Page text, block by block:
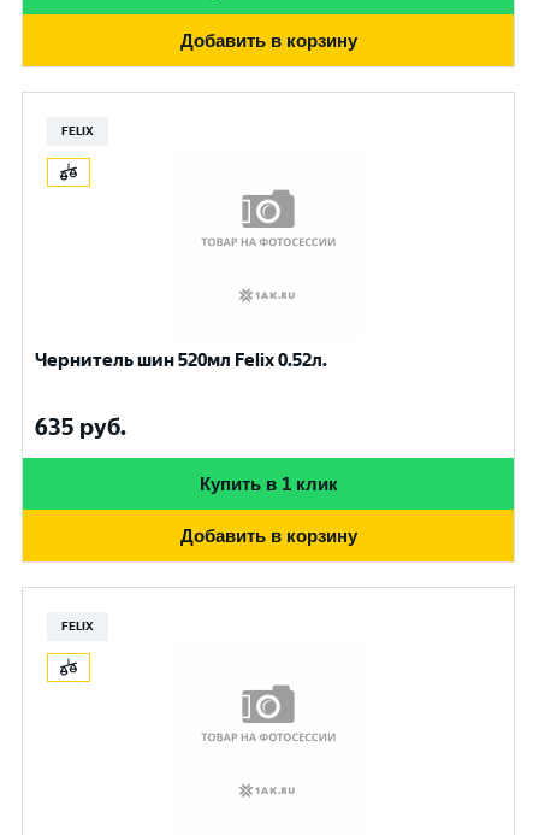
Добавить в корзину
FELIX
Чернитель шин 520мл Felix 0.52л.
635 руб.
Купить в 1 клик
Добавить в корзину
FELIX